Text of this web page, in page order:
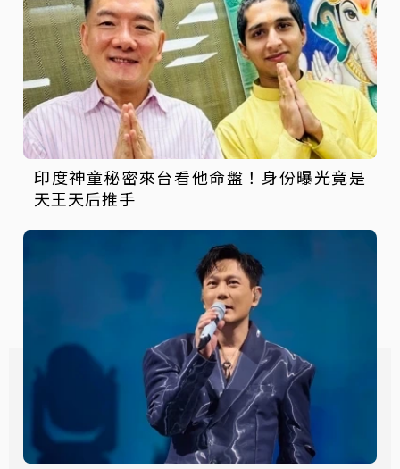
印度神童秘密來台看他命盤！身份曝光竟是
天王天后推手